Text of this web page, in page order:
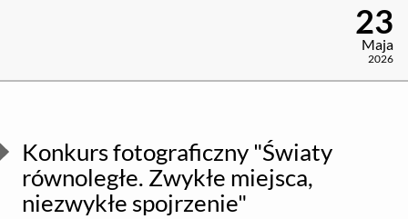
23
Maja
2026
Konkurs fotograficzny "Światy
równoległe. Zwykłe miejsca,
niezwykłe spojrzenie"